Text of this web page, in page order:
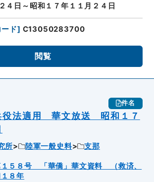
４日～昭和１７年１１月２４日
ード] C13050283700
閲覧
件名
役法適用 華文放送 昭和１７
所 陸軍一般史料
支那
１５８号 「華僑」華文資料 （救済、
８年